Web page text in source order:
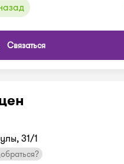
Связаться
31/1